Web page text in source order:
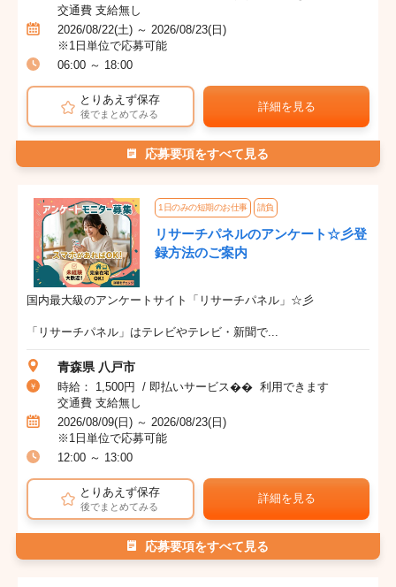
交通費 支給無し
2026/08/22(土) ～ 2026/08/23(日)
※1日単位で応募可能
06:00 ～ 18:00
とりあえず保存
後でまとめてみる
詳細を見る
応募要項をすべて見る
1日のみの短期のお仕事 請負
リサーチパネルのアンケート☆彡登
録方法のご案内
国内最大級のアンケートサイト「リサーチパネル」☆彡
「リサーチパネル」はテレビやテレビ・新聞で...
青森県 八戸市
時給： 1,500円 / 即払いサービス�� 利用できます
交通費 支給無し
2026/08/09(日) ～ 2026/08/23(日)
※1日単位で応募可能
12:00 ～ 13:00
とりあえず保存
後でまとめてみる
詳細を見る
応募要項をすべて見る